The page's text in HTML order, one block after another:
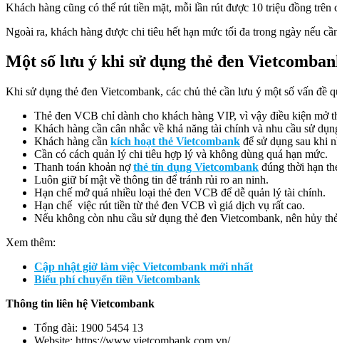
Khách hàng cũng có thể rút tiền mặt, mỗi lần rút được 10 triệu đồng
Ngoài ra, khách hàng được chi tiêu hết hạn mức tối đa trong ngày nếu
Một số lưu ý khi sử dụng thẻ đen
Khi sử dụng thẻ đen Vietcombank, các chủ thẻ cần lưu ý một số vấn đề
Thẻ đen VCB chỉ dành cho khách hàng VIP, vì vậy điều kiện mở
Khách hàng cần cân nhắc về khả năng tài chính và nhu cầu sử
Khách hàng cần kích hoạt thẻ Vietcombank để sử dụng sau khi
Cần có cách quản lý chi tiêu hợp lý và không dùng quá hạn mức.
Thanh toán khoản nợthẻ tín dụng Vietcombank đúng thời hạn
Luôn giữ bí mật về thông tin để tránh rủi ro an ninh.
Hạn chế mở quá nhiều loại thẻ đen VCB để dễ quản lý tài chính.
Hạn chế việc rút tiền từ thẻ đen VCB vì giá dịch vụ rất cao.
Nếu không còn nhu cầu sử dụng thẻ đen Vietcombank, nên hủy
Xem thêm:
Cập nhật giờ làm việc Vietcombank mới nhất
Biểu phí chuyển tiền Vietcombank
Thông tin liên hệ Vietcombank
Tổng đài: 1900 5454 13